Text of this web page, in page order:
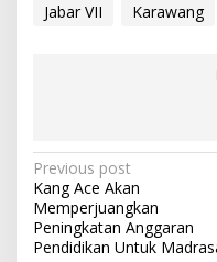
Jabar VII Karawang
P
o
s
Previous post
Kang Ace Akan
Memperjuangkan
Peningkatan Anggaran
Pendidikan Untuk